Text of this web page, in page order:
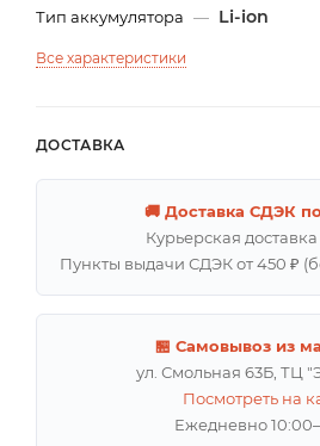
Тип аккумулятора — Li-ion
Все характеристики
ДОСТАВКА
🚚 Доставка СДЭК
Курьерская доставка
Пункты выдачи СДЭК от 450 ₽
🏪 Самовывоз из
ул. Смольная 63Б, ТЦ
Посмотреть на
Ежедневно